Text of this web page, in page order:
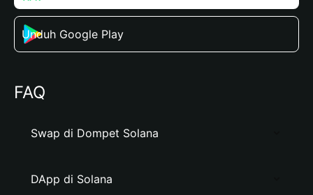
Unduh Google Play
FAQ
Swap di Dompet Solana
DApp di Solana